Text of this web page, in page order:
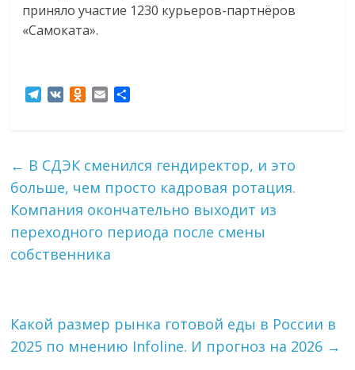
приняло участие 1230 курьеров-партнёров
«Самоката».
T
g
r
a
m
V
O
l
a
s
s
n
i
E
в
и
т
ь
← В СДЭК сменился гендиректор, и это
больше, чем просто кадровая ротация.
Компания окончательно выходит из
переходного периода после смены
собственника
Какой размер рынка готовой еды в России в
2025 по мнению Infoline. И прогноз на 2026 →